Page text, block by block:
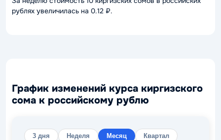
рублях увеличилась на 0.12 ₽.
График изменений курса киргизского
сома к российскому рублю
3 дня Неделя Месяц
Квартал